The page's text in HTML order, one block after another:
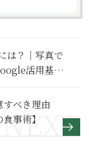
は？｜写真で
活用基本
べき理由
事術】